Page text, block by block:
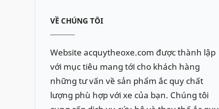
VỀ CHÚNG TÔI
Website acquytheoxe.com được thành lập
với mục tiêu mang tới cho khách hàng
những tư vấn về sản phẩm ắc quy chất
lượng phù hợp với xe của bạn. Chúng tôi